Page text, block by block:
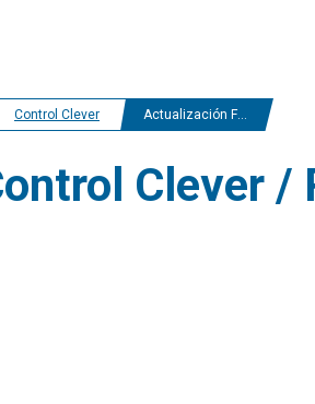
Control Clever Actualización Firmware
Clever